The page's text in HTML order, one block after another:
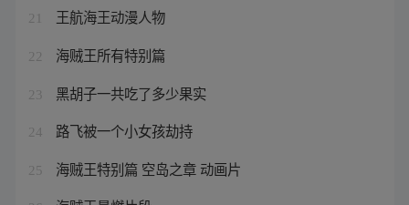
21 王航海王动漫人物
22 海贼王所有特别篇
23 黑胡子一共吃了多少果实
24 路飞被一个小女孩劫持
25 海贼王特别篇 空岛之章 动画片